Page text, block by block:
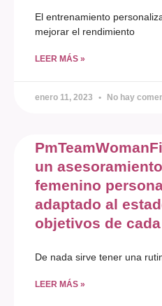
El entrenamiento
mejorar el rendimiento
LEER MÁS »
enero 11, 2023 No hay
un
femenino
adaptado al
objetivos de
De nada sirve tener una
LEER MÁS »